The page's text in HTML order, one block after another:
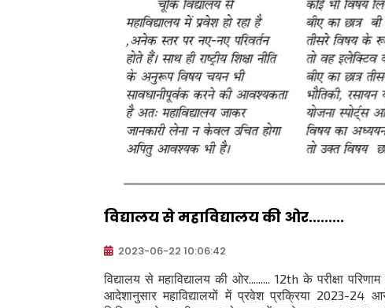
विद्यालय से महाविद्यालय की ओर.........
2023-06-22 10:06:42
विद्यालय से महाविद्यालय की ओर......... 12th के परीक्षा
आदेशानुसार महाविद्यालयों में प्रवेश प्रक्रिया 2023-